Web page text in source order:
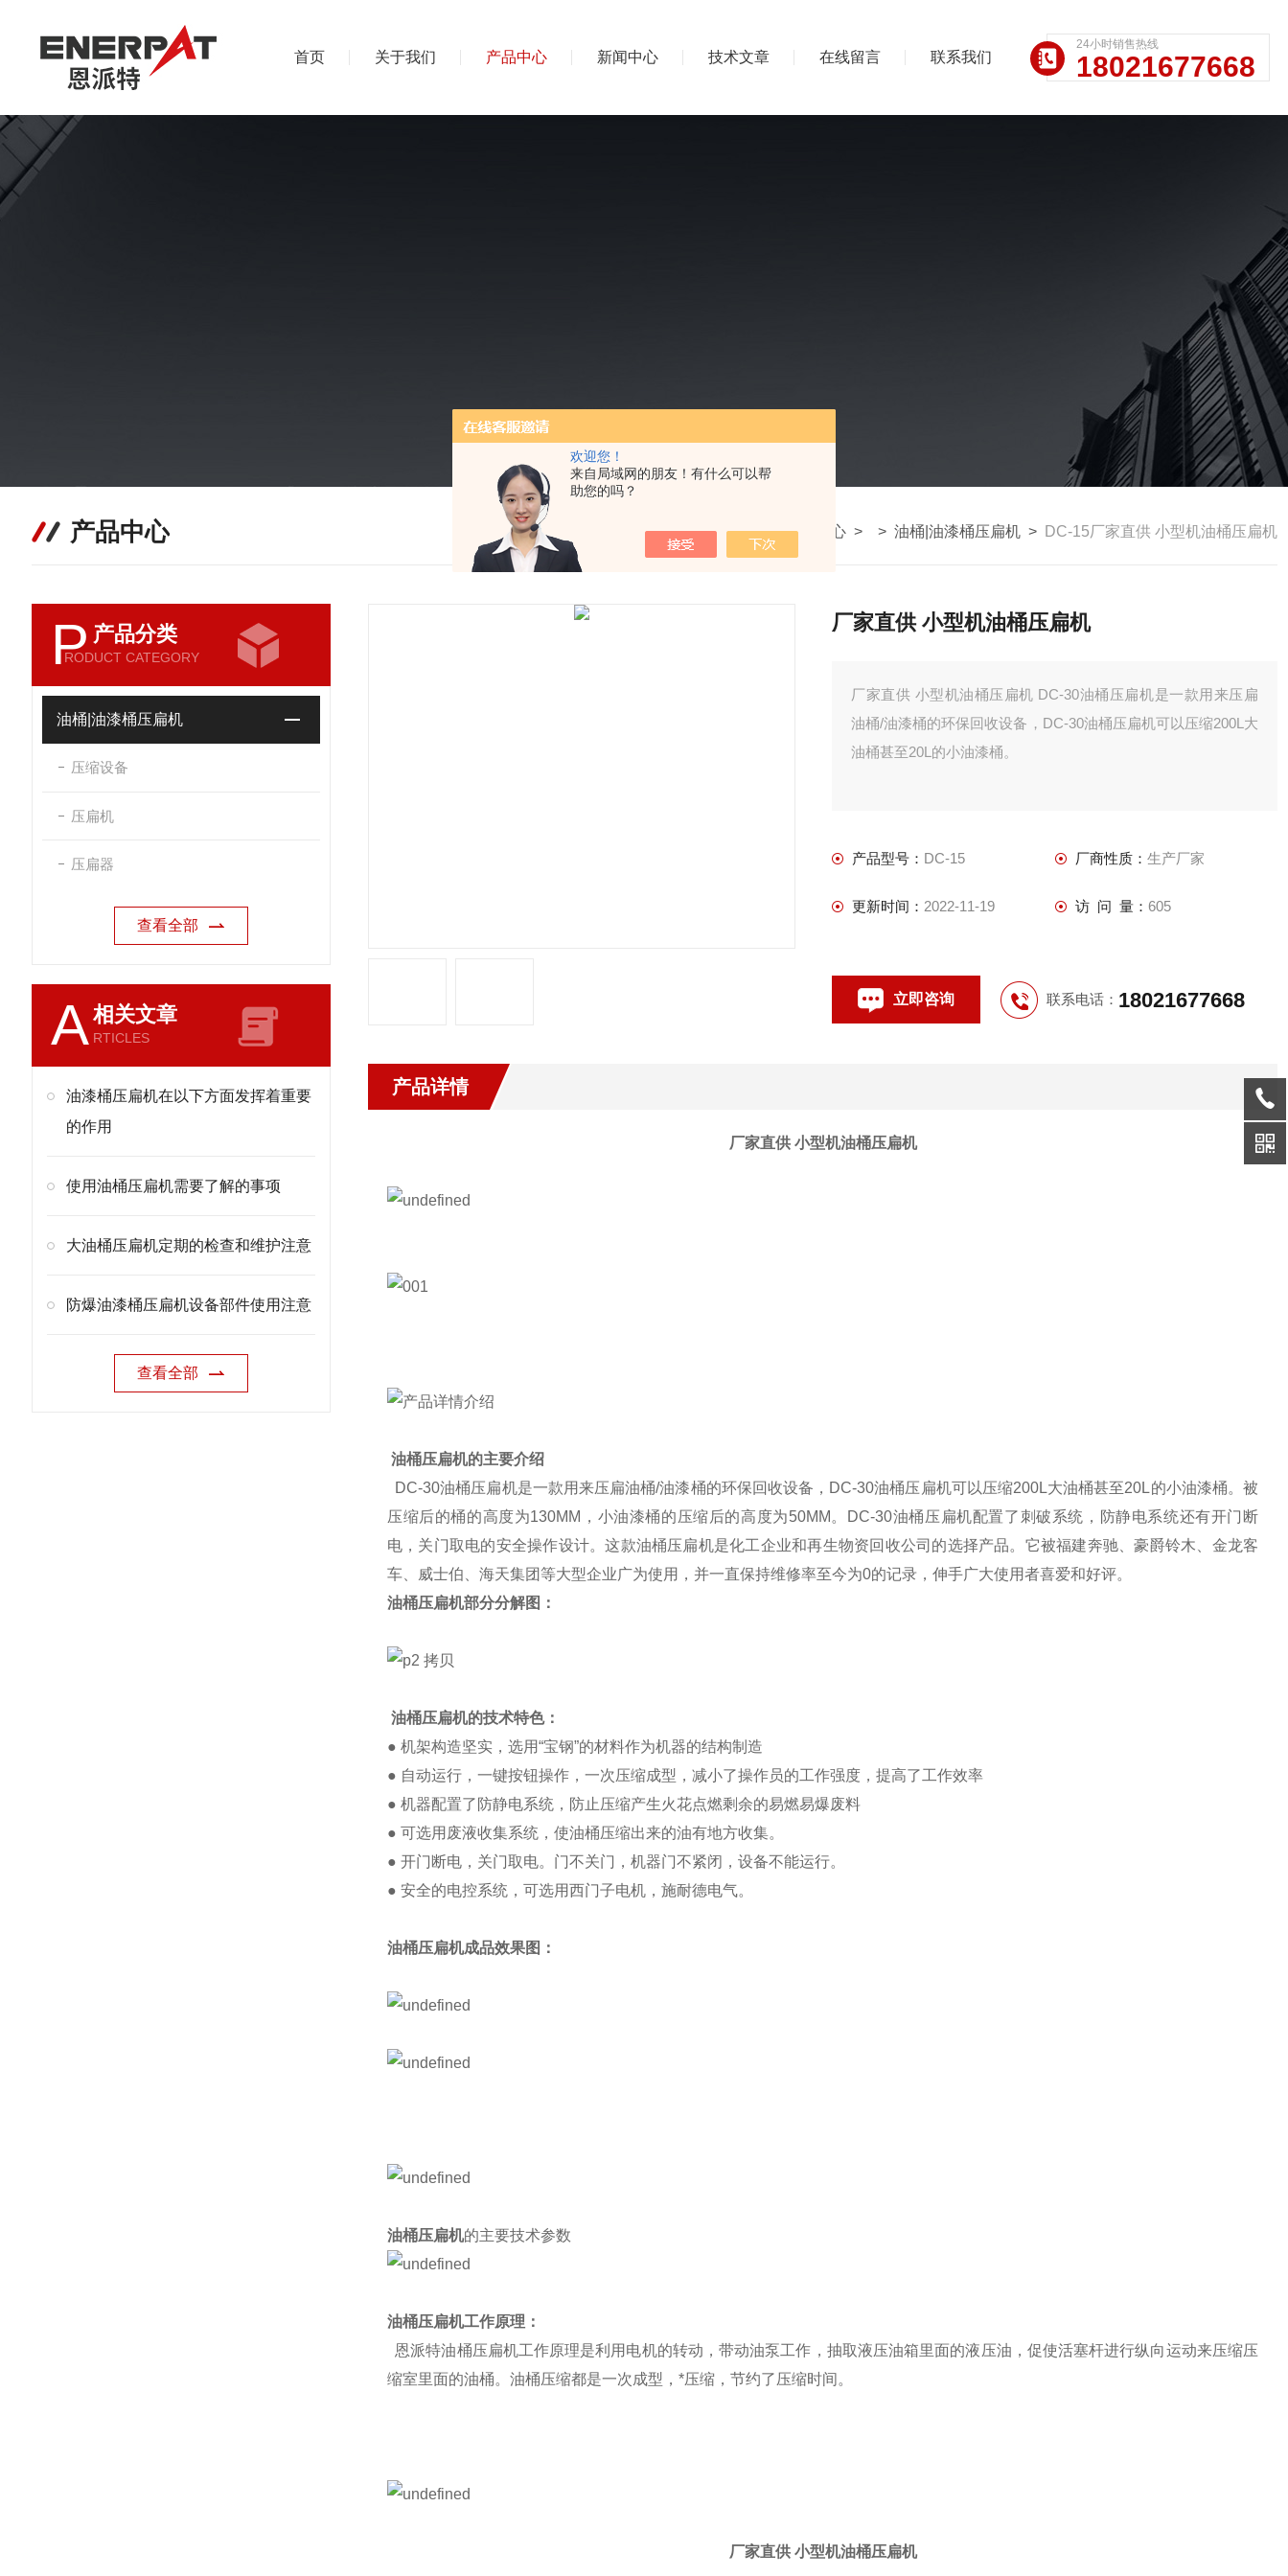
欢迎您！
来自局域网的朋友！有什么可以帮
助您的吗？
首页 关于我们 产品中心 新闻中心 技术文章 在线留言 联系我们
24小时销售热线
18021677668
产品中心 我的位置：首页>产品中心 > > 油桶|油漆桶压扁机 > DC-15厂家直供 小型机油桶压扁机
P 产品分类
RODUCT CATEGORY
油桶|油漆桶压扁机
压缩设备
压扁机
压扁器
查看全部
A相关文章
RTICLES
油漆桶压扁机在以下方面发挥着重要
的作用
使用油桶压扁机需要了解的事项
大油桶压扁机定期的检查和维护注意
防爆油漆桶压扁机设备部件使用注意
查看全部
厂家直供 小型机油桶压扁机
厂家直供 小型机油桶压扁机 DC-30油桶压扁机是一款用来压扁
油桶/油漆桶的环保回收设备，DC-30油桶压扁机可以压缩200L大
油桶甚至20L的小油漆桶。
产品型号： DC-15 厂商性质： 生产厂家
更新时间： 2022-11-19 访 问 量： 605
立即咨询 联系电话： 18021677668
产品详情
厂家直供 小型机油桶压扁机
油桶压扁机的主要介绍
DC-30油桶压扁机是一款用来压扁油桶/油漆桶的环保回收设备，DC-30油桶压扁机可以压缩200L大油桶甚至20L的小油漆桶。被
压缩后的桶的高度为130MM，小油漆桶的压缩后的高度为50MM。DC-30油桶压扁机配置了刺破系统，防静电系统还有开门断
电，关门取电的安全操作设计。这款油桶压扁机是化工企业和再生物资回收公司的选择产品。它被福建奔驰、豪爵铃木、金龙客
车、威士伯、海天集团等大型企业广为使用，并一直保持维修率至今为0的记录，伸手广大使用者喜爱和好评。
油桶压扁机部分分解图：
油桶压扁机的技术特色：
● 机架构造坚实，选用“宝钢”的材料作为机器的结构制造
● 自动运行，一键按钮操作，一次压缩成型，减小了操作员的工作强度，提高了工作效率
● 机器配置了防静电系统，防止压缩产生火花点燃剩余的易燃易爆废料
● 可选用废液收集系统，使油桶压缩出来的油有地方收集。
● 开门断电，关门取电。门不关门，机器门不紧闭，设备不能运行。
● 安全的电控系统，可选用西门子电机，施耐德电气。
油桶压扁机成品效果图：
油桶压扁机的主要技术参数
油桶压扁机工作原理：
恩派特油桶压扁机工作原理是利用电机的转动，带动油泵工作，抽取液压油箱里面的液压油，促使活塞杆进行纵向运动来压缩压
缩室里面的油桶。油桶压缩都是一次成型，*压缩，节约了压缩时间。
厂家直供 小型机油桶压扁机